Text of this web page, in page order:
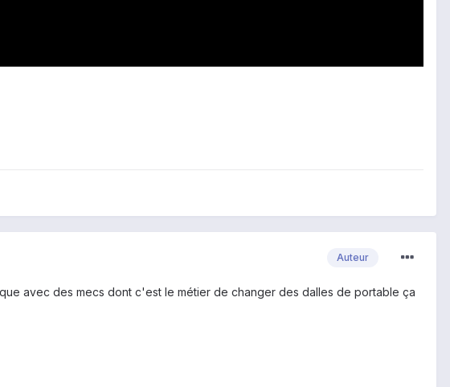
Auteur
avec des mecs dont c'est le métier de changer des dalles de portable ça